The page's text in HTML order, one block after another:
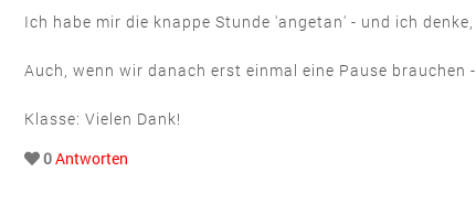
Ich habe mir die knappe Stunde 'angetan' - und ich
Auch, wenn wir danach erst einmal eine Pause brauchen
Klasse: Vielen Dank!
0Antworten